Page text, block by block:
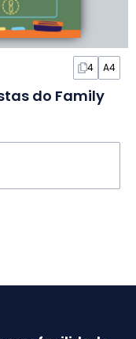
4 A4
do Family